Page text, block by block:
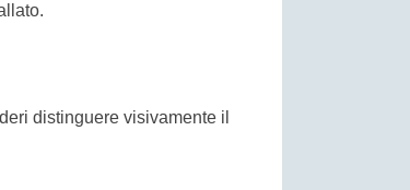
distinguere visivamente il